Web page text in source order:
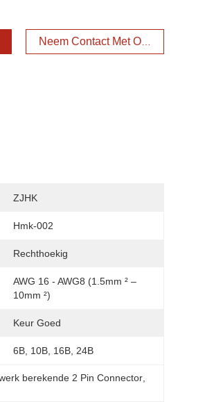
Neem Contact Met Ons Op
ZJHK
Hmk-002
Rechthoekig
AWG 16 - AWG8 (1.5mm ² –
10mm ²)
Keur Goed
6B, 10B, 16B, 24B
berekende 2 Pin Connector